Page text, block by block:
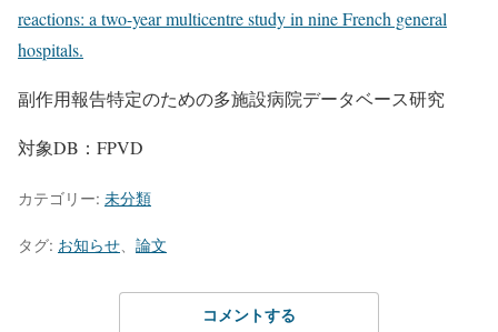
reactions: a two-year multicentre study in nine French general
hospitals.
副作用報告特定のための多施設病院データベース研究
対象DB：FPVD
カテゴリー: 未分類
タグ: お知らせ 論文
コメントする